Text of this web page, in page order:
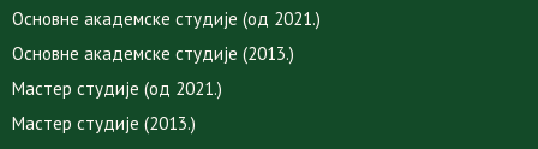
Основне академске студије (од 2021.)
Основне академске студије (2013.)
Мастер студије (од 2021.)
Мастер студије (2013.)